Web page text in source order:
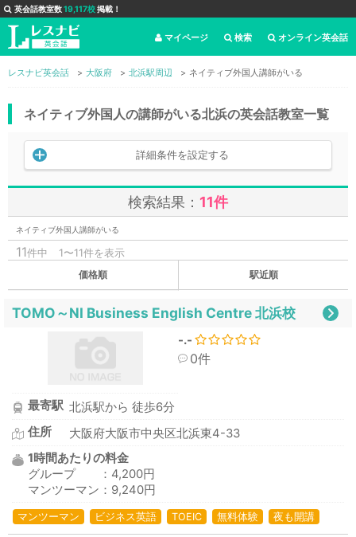
英会話教室数19,117校掲載！
オンライン英会話
検索
マイページ
レスナビ英会話 大阪府 北浜駅周辺 ネイティブ外国人講師がいる
ネイティブ外国人の講師がいる北浜の英会話教室一覧
詳細条件を設定する
検索結果： 11件
ネイティブ外国人講師がいる
11件中 1〜11件を表示
価格順 駅近順
TOMO～NI Business English Centre 北浜校
-.-
0件
最寄駅 北浜駅から 徒歩6分
住所
大阪府大阪市中央区北浜東4-33
1時間あたりの料金
グループ ：4,200円
マンツーマン：9,240円
マンツーマン ビジネス英語 TOEIC 無料体験 夜も開講